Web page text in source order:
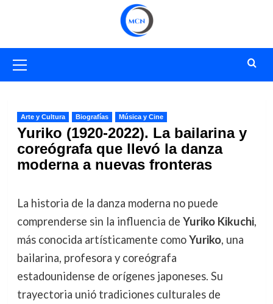
primario
Arte y Cultura Biografías Música y Cine
Yuriko (1920-2022). La bailarina y
coreógrafa que llevó la danza
moderna a nuevas fronteras
La historia de la danza moderna no puede
comprenderse sin la influencia de Yuriko Kikuchi,
más conocida artísticamente comoYuriko, una
bailarina, profesora y coreógrafa
estadounidense de orígenes japoneses. Su
trayectoria unió tradiciones culturales de